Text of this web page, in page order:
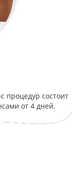
процедур состоит
от 4 дней.